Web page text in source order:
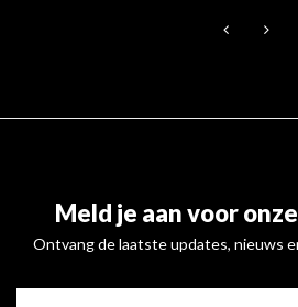
Meld je aan voor
Ontvang de laatste updates, nieuws